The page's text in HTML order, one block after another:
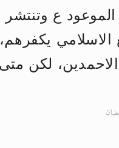
اقرأ هذا الكتاب
الموعود ع
الاسلامي
لكن